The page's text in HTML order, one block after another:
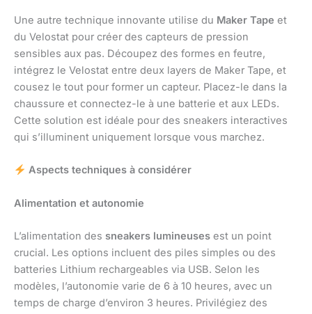
Une autre technique innovante utilise du Maker Tape et
du Velostat pour créer des capteurs de pression
sensibles aux pas. Découpez des formes en feutre,
intégrez le Velostat entre deux layers de Maker Tape, et
cousez le tout pour former un capteur. Placez-le dans la
chaussure et connectez-le à une batterie et aux LEDs.
Cette solution est idéale pour des sneakers interactives
qui s’illuminent uniquement lorsque vous marchez.
Aspects techniques à considérer
Alimentation et autonomie
L’alimentation des sneakers lumineuses est un point
crucial. Les options incluent des piles simples ou des
batteries Lithium rechargeables via USB. Selon les
modèles, l’autonomie varie de 6 à 10 heures, avec un
temps de charge d’environ 3 heures. Privilégiez des